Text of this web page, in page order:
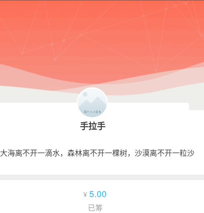
手拉手
大海离不开一滴水，森林离不开一棵树，沙漠离不开一粒沙
¥5.00
已筹